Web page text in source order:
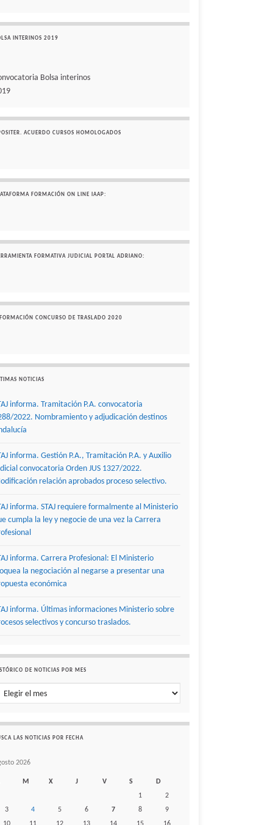
INTERINOS 2019
Bolsa interinos
ACUERDO CURSOS HOMOLOGADOS
FORMACIÓN ON LINE IAAP:
FORMATIVA JUDICIAL PORTAL ADRIANO:
CONCURSO DE TRASLADO 2020
NOTICIAS
informa. Tramitación P.A. convocatoria
2022. Nombramiento y adjudicación destinos
informa. Gestión P.A., Tramitación P.A. y Auxilio
convocatoria Orden JUS 1327/2022.
relación aprobados proceso selectivo.
informa. STAJ requiere formalmente al Ministerio
cumpla la ley y negocie de una vez la Carrera
informa. Carrera Profesional: El Ministerio
la negociación al negarse a presentar una
económica
informa. Últimas informaciones Ministerio sobre
selectivos y concurso traslados.
DE NOTICIAS POR MES
de noticias por mes
LAS NOTICIAS POR FECHA
2026
M X J V S
D
1
2
3
4 5 6 7 8
9